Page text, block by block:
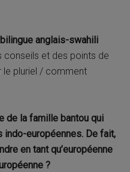
anglais-swahili
conseils et des points de
pluriel / comment
de la famille bantou qui
indo-européennes. De fait,
en tant qu’européenne
?